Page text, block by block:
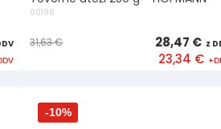
00196
31,63 €
28,47 €
23,34 €
-10%